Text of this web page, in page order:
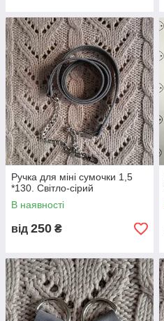
Ручка для міні сумочки 1,5
*130. Світло-сірий
В наявності
від 250 ₴